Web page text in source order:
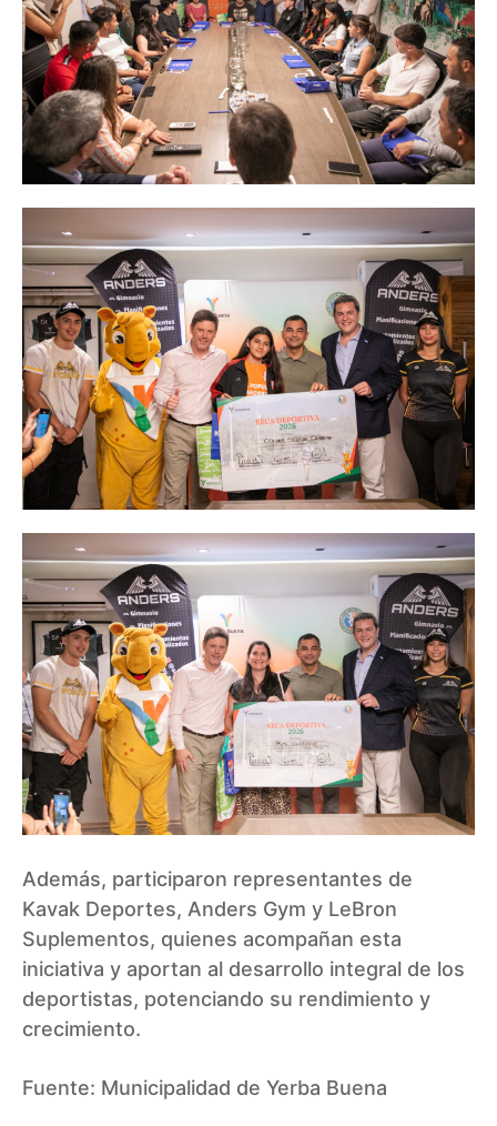
Además, participaron representantes de
Kavak Deportes, Anders Gym y LeBron
Suplementos, quienes acompañan esta
iniciativa y aportan al desarrollo integral de los
deportistas, potenciando su rendimiento y
crecimiento.
Fuente: Municipalidad de Yerba Buena